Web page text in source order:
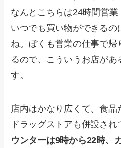
なんとこちらは24時間営業
いつでも買い物ができるの
ね。ぼくも営業の仕事で帰
るので、こういうお店があ
す。
店内はかなり広くて、食品
ドラッグストアも併設され
ウンターは9時から22時、